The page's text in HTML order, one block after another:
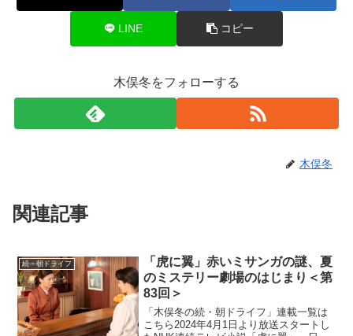
LINE コピー
木俣冬をフォローする
木俣冬
関連記事
続・朝ドライフ
「虎に翼」赤いミサンガの謎、夏
のミステリー劇場のはじまり＜第
83回＞
「木俣冬の続・朝ドライフ」連載一覧は
こちら2024年4月1日より放送スタートし